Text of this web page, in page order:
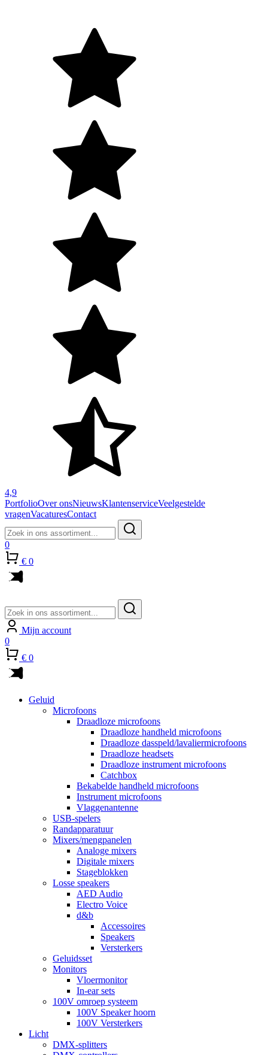
4,9
PortfolioOver onsNieuwsKlantenserviceVeelgestelde
vragenVacaturesContact
naar:
0
€ 0
naar:
Mijn account
0
€ 0
Geluid
Microfoons
Draadloze microfoons
Draadloze handheld microfoons
Draadloze dasspeld/lavaliermicrofoons
Draadloze headsets
Draadloze instrument microfoons
Catchbox
Bekabelde handheld microfoons
Instrument microfoons
Vlaggenantenne
USB-spelers
Randapparatuur
Mixers/mengpanelen
Analoge mixers
Digitale mixers
Stageblokken
Losse speakers
AED Audio
Electro Voice
d&b
Accessoires
Speakers
Versterkers
Geluidsset
Monitors
Vloermonitor
In-ear sets
100V omroep systeem
100V Speaker hoorn
100V Versterkers
Licht
DMX-splitters